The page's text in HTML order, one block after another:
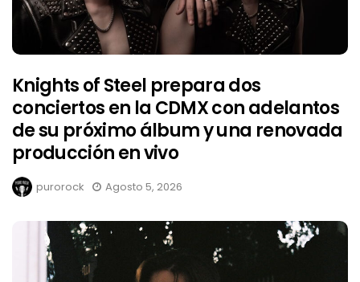
Knights of Steel prepara dos
conciertos en la CDMX con adelantos
de su próximo álbum y una renovada
producción en vivo
purorock Agosto 5, 2026